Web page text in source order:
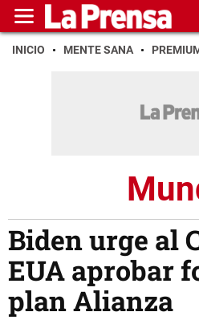
INICIO MENTE SANA
Biden urge al
EUA aprobar
plan Alianza